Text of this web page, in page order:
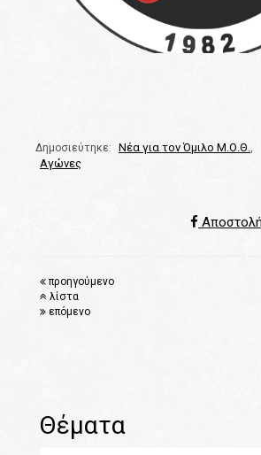
Δημοσιεύτηκε: Νέα για τον Όμιλο Μ.Ο.Θ.,
Αγώνες
προηγούμενο
λίστα
επόμενο
Θέματα